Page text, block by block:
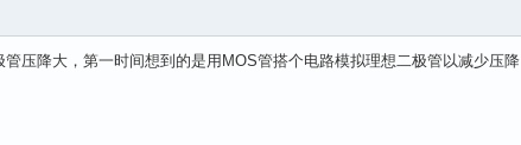
管压降大，第一时间想到的是用MOS管搭个电路模拟理想二极管以减少压降